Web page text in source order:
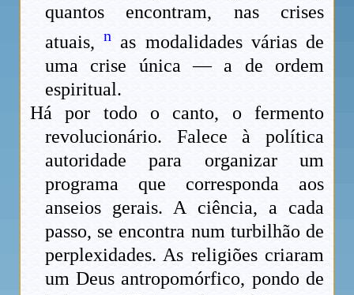
quantos encontram, nas crises
atuais,n as modalidades várias de
uma crise única — a de ordem
espiritual.
Há por todo o canto, o fermento
revolucionário. Falece à política
autoridade para organizar um
programa que corresponda aos
anseios gerais. A ciência, a cada
passo, se encontra num turbilhão de
perplexidades. As religiões criaram
um Deus antropomórfico, pondo de